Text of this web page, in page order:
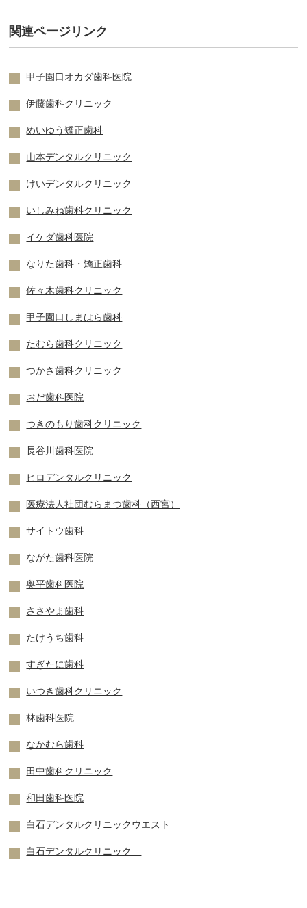
関連ページリンク
甲子園口オカダ歯科医院
伊藤歯科クリニック
めいゆう矯正歯科
山本デンタルクリニック
けいデンタルクリニック
いしみね歯科クリニック
イケダ歯科医院
なりた歯科・矯正歯科
佐々木歯科クリニック
甲子園口しまはら歯科
たむら歯科クリニック
つかさ歯科クリニック
おだ歯科医院
つきのもり歯科クリニック
長谷川歯科医院
ヒロデンタルクリニック
医療法人社団むらまつ歯科（西宮）
サイトウ歯科
ながた歯科医院
奥平歯科医院
ささやま歯科
たけうち歯科
すぎたに歯科
いつき歯科クリニック
林歯科医院
なかむら歯科
田中歯科クリニック
和田歯科医院
白石デンタルクリニックウエスト
白石デンタルクリニック